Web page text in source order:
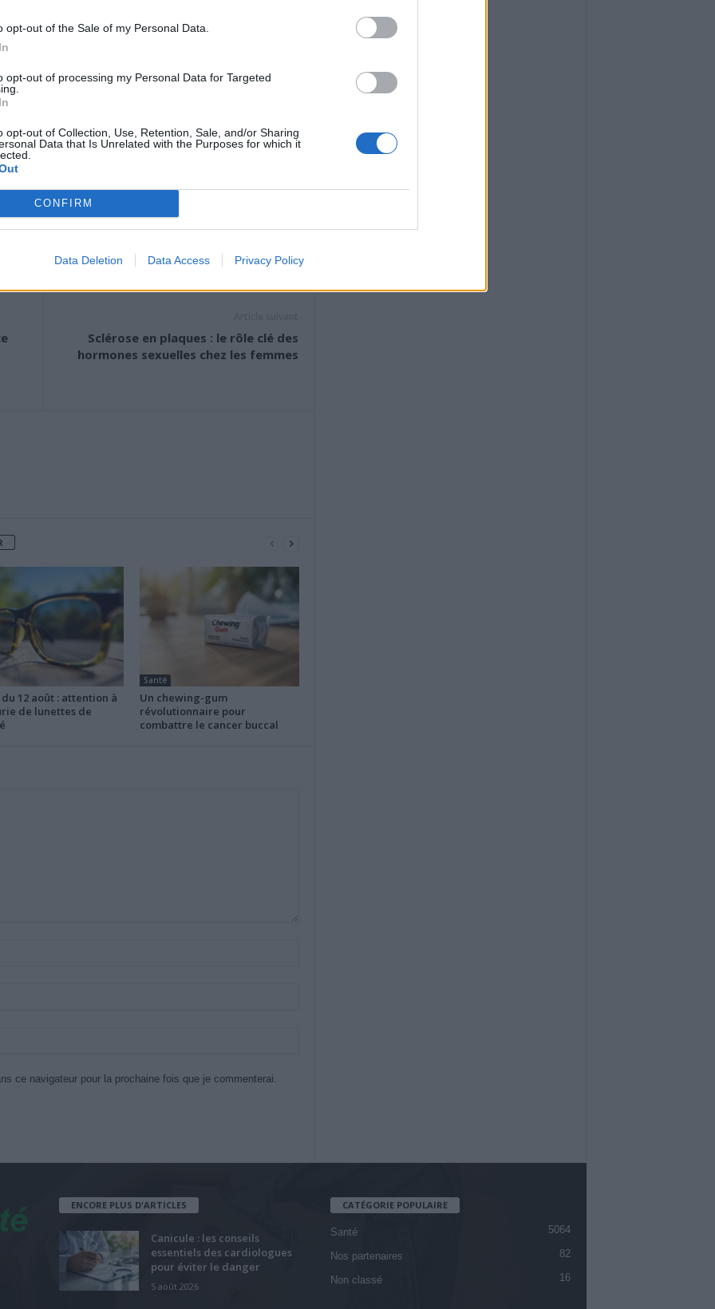
opt-out of the Sale of my Personal Data.
opt-out of processing my Personal Data for Targeted
opt-out of Collection, Use, Retention, Sale, and/or Sharing
Data that Is Unrelated with the Purposes for which it
CONFIRM
Data Deletion Data Access Privacy Policy
méditerranéen. Celle-ci privilégie les légumes, les
l’huile d’olive et le poisson. L’activité physique et un
dans la prévention.
ayant des antécédents de maladies
leur médecin avant d’augmenter leur
riche en cholestérol. Il faut rappeler que cette étude
spécifique aux États-Unis. La prévention de la
aliment, mais les œufs peuvent constituer un allié
Sclérose en plaques : le rôle clé des
hormones sexuelles chez les femmes
du 12 août : attention à
de lunettes de
Santé
Un chewing-gum
révolutionnaire pour
combattre le cancer buccal
ce navigateur pour la prochaine fois que je commenterai.
ENCORE PLUS D'ARTICLES
Canicule : les conseils
essentiels des cardiologues
pour éviter le danger
5 août 2026
CATÉGORIE POPULAIRE
Santé 5064
Nos partenaires 82
Non classé 16